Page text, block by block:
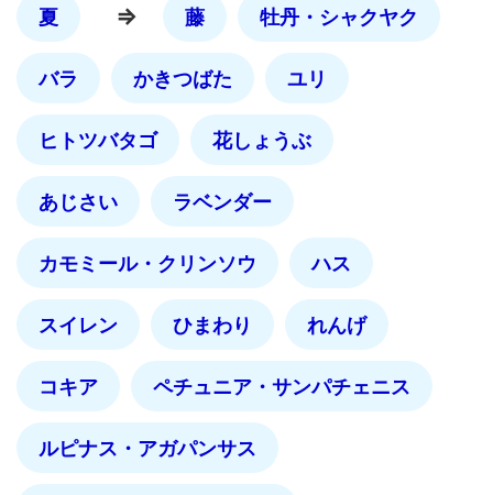
夏 ⇒ 藤 牡丹・シャクヤク
バラ かきつばた ユリ
ヒトツバタゴ 花しょうぶ
あじさい ラベンダー
カモミール・クリンソウ ハス
スイレン ひまわり れんげ
コキア ペチュニア・サンパチェニス
ルピナス・アガパンサス